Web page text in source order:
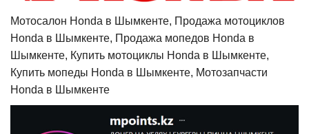
Мотосалон Honda в Шымкенте, Продажа мотоциклов
Honda в Шымкенте, Продажа мопедов Honda в
Шымкенте, Купить мотоциклы Honda в Шымкенте,
Купить мопеды Honda в Шымкенте, Мотозапчасти
Honda в Шымкенте